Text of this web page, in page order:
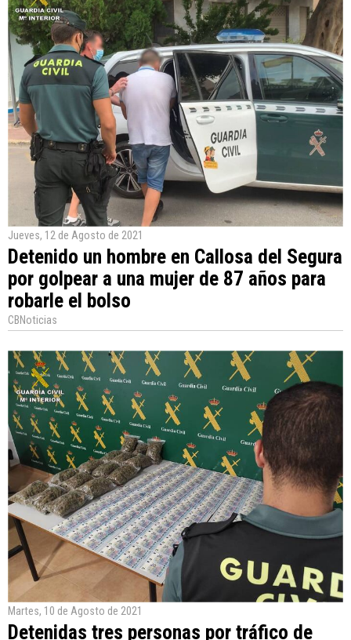
Jueves, 12 de Agosto de 2021
Detenido un hombre en Callosa del Segura
por golpear a una mujer de 87 años para
robarle el bolso
CBNoticias
Martes, 10 de Agosto de 2021
Detenidas tres personas por tráfico de